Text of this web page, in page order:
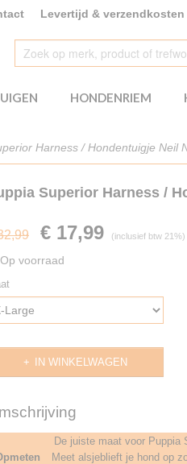
Levertijd & verzendkosten
HONDENRIEM
Harness / Hondentuigje Neil
Superior Harness /
€ 17,99 (inclusief btw 21%)
Op voorraad
IN WINKELWAGEN
De juiste maat voor Puppia
Meet alsjeblieft je hond op